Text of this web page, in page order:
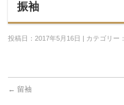
振袖
投稿日：2017年5月16日 | カテゴリー：
← 留袖